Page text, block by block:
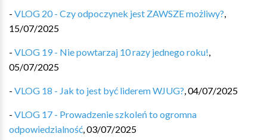
- VLOG 20 - Czy odpoczynek jest ZAWSZE możliwy?,
15/07/2025
- VLOG 19 - Nie powtarzaj 10 razy jednego roku!,
05/07/2025
- VLOG 18 - Jak to jest być liderem WJUG?,04/07/2025
- VLOG 17 - Prowadzenie szkoleń to ogromna
odpowiedzialność,03/07/2025